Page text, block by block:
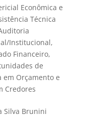
Econômica e
Técnica
Institucional,
Financeiro,
de
em Orçamento e
Credores
Silva Brunini